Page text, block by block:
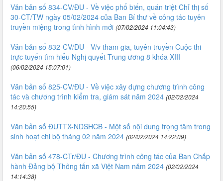
Văn bản số 834-CV/ĐU - Về việc phổ biến, quán triệt Chỉ thị số
30-CT/TW ngày 05/02/2024 của Ban Bí thư về công tác tuyên
truyền miệng trong tình hình mới (07/02/2024 11:04:43)
Văn bản số 832-CV/ĐU - V/v tham gia, tuyên truyền Cuộc thi
trực tuyến tìm hiểu Nghị quyết Trung ương 8 khóa XIII
(06/02/2024 15:07:01)
Văn bản số 825-CV/ĐU - Về việc xây dựng chương trình công
tác và chương trình kiểm tra, giám sát năm 2024 (02/02/2024
14:20:55)
Văn bản số ĐUTTX-NDSHCB - Một số nội dung trọng tâm trong
sinh hoạt chi bộ tháng 02 năm 2024 (02/02/2024 14:22:09)
Văn bản số 478-CTr/ĐU - Chương trình công tác của Ban Chấp
hành Đảng bộ Thông tấn xã Việt Nam năm 2024 (02/02/2024
14:14:38)